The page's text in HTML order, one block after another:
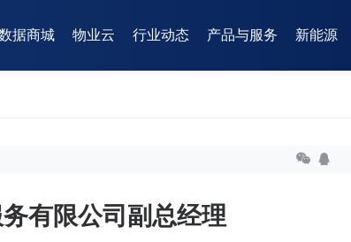
据商城 物业云 行业动态 产品与服务 新能源
有限公司副总经理